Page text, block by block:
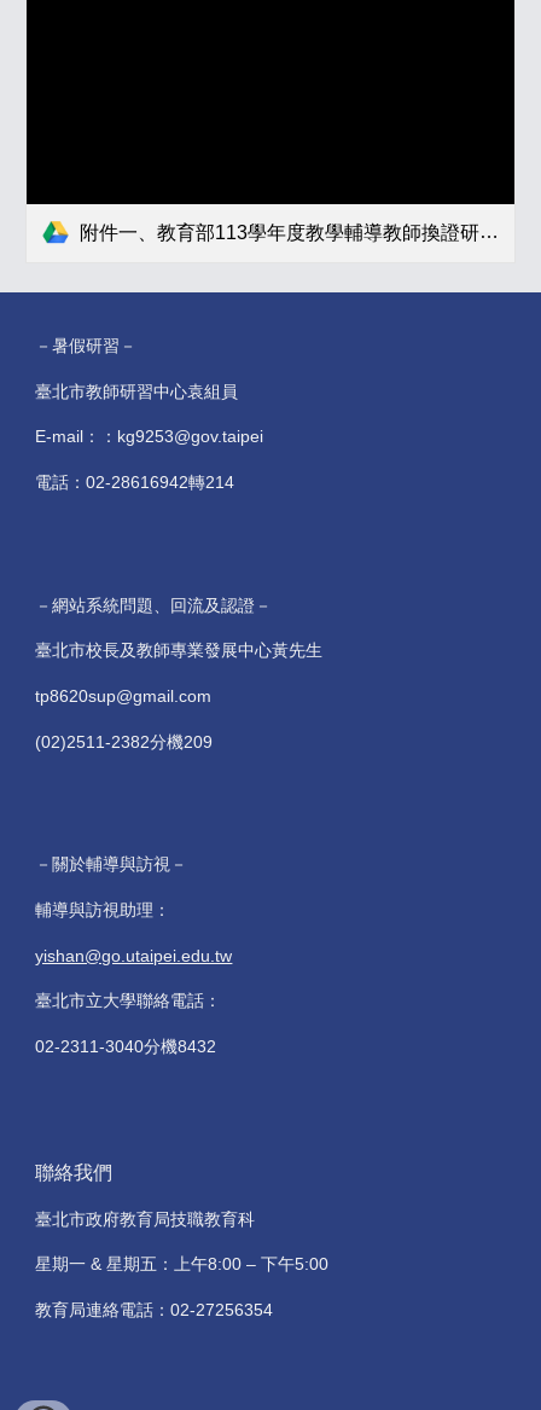
附件一、教育部113學年度教學輔導教師換證研習臺北場實施計畫(0913修正).pdf
－暑假研習－
臺北市教師研習中心袁組員
E-mail：：kg9253@gov.taipei
電話：02-28616942轉214
－網站系統問題、回流及認證－
臺北市校長及教師專業發展中心黃先生
tp8620sup@gmail.com
(02)2511-2382分機209
－關於輔導與訪視－
輔導與訪視助理：
yishan@go.utaipei.edu.tw
臺北市立大學聯絡電話：
02-2311-3040分機8432
聯絡我們
臺北市政府教育局技職教育科
星期一 & 星期五：上午8:00 – 下午5:00
教育局連絡電話：02-27256354